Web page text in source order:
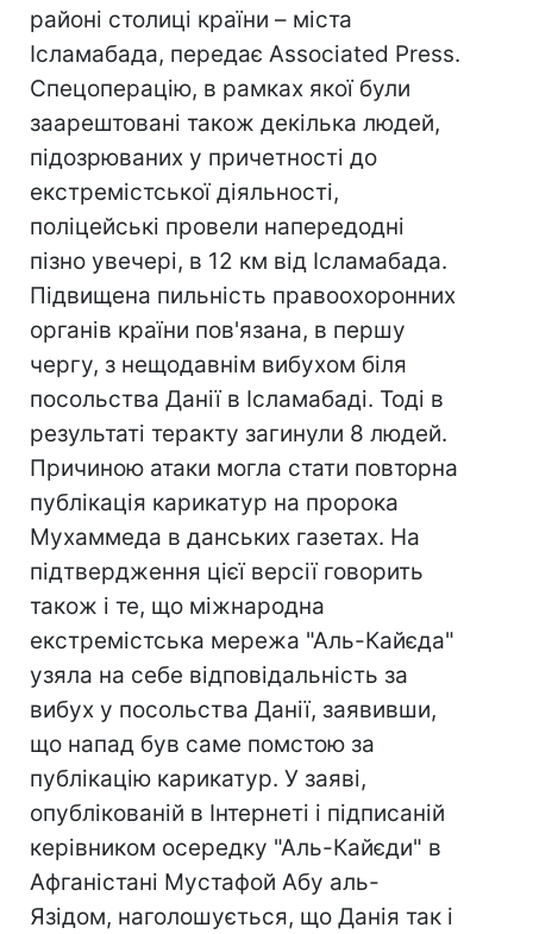
районі столиці країни – міста
Ісламабада, передає Associated Press.
Спецоперацію, в рамках якої були
заарештовані також декілька людей,
підозрюваних у причетності до
екстремістської діяльності,
поліцейські провели напередодні
пізно увечері, в 12 км від Ісламабада.
Підвищена пильність правоохоронних
органів країни пов'язана, в першу
чергу, з нещодавнім вибухом біля
посольства Данії в Ісламабаді. Тоді в
результаті теракту загинули 8 людей.
Причиною атаки могла стати повторна
публікація карикатур на пророка
Мухаммеда в данських газетах. На
підтвердження цієї версії говорить
також і те, що міжнародна
екстремістська мережа "Аль-Кайєда"
узяла на себе відповідальність за
вибух у посольства Данії, заявивши,
що напад був саме помстою за
публікацію карикатур. У заяві,
опублікованій в Інтернеті і підписаній
керівником осередку "Аль-Кайєди" в
Афганістані Мустафой Абу аль-
Язідом, наголошується, що Данія так і